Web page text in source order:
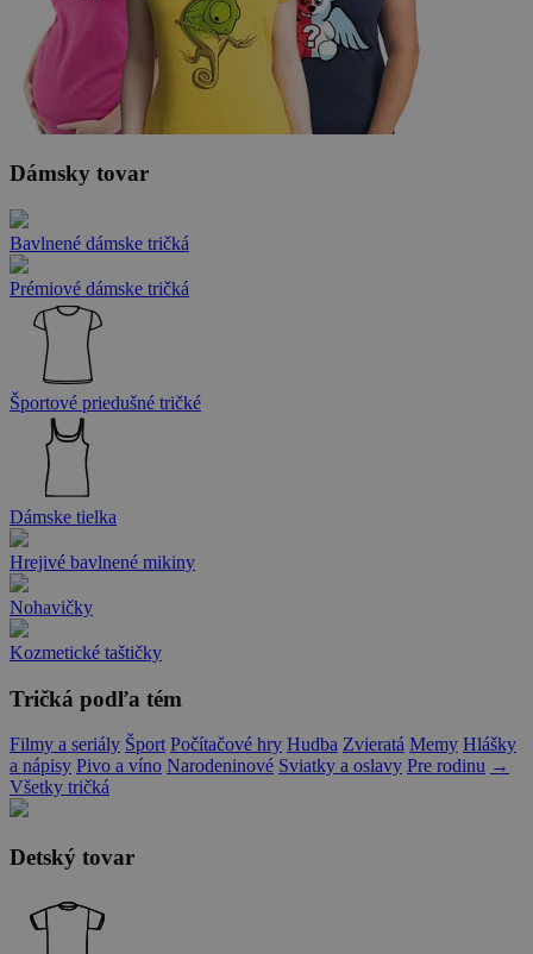
Dámsky tovar
Bavlnené dámske tričká
Prémiové dámske tričká
Športové priedušné tričké
Dámske tielka
Hrejivé bavlnené mikiny
Nohavičky
Kozmetické taštičky
Tričká podľa tém
Filmy a seriály Šport Počítačové hry Hudba Zvieratá Memy Hlášky
a nápisy Pivo a víno Narodeninové Sviatky a oslavy Pre rodinu →
Všetky tričká
Detský tovar